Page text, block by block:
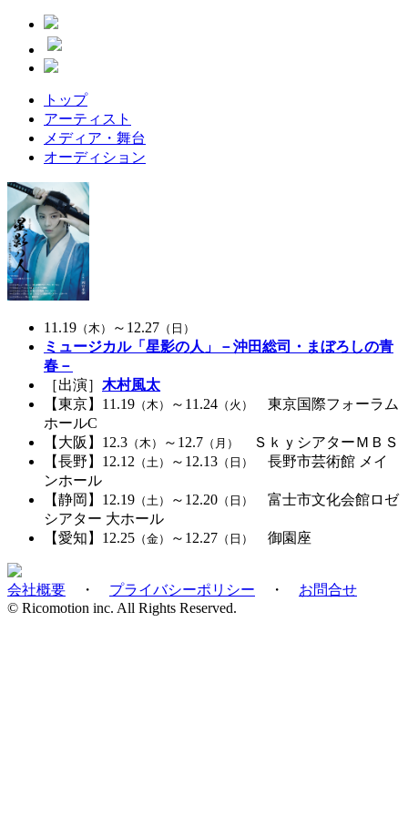
トップ
アーティスト
メディア・舞台
オーディション
11.19 （木） ～12.27 （日）
ミュージカル「星影の人」－沖田総司・まぼろしの青
春－
［出演］ 木村風太
【東京】 11.19 （木） ～11.24 （火）
東京国際フォーラム
ホールC
【大阪】 12.3 （木） ～12.7 （月）
ＳｋｙシアターＭＢＳ
【長野】 12.12 （土） ～12.13 （日）
長野市芸術館 メイ
ンホール
【静岡】 12.19 （土） ～12.20 （日）
富士市文化会館ロゼ
シアター 大ホール
【愛知】 12.25 （金） ～12.27 （日） 御園座
会社概要 ・ プライバシーポリシー ・ お問合せ
© Ricomotion inc. All Rights Reserved.